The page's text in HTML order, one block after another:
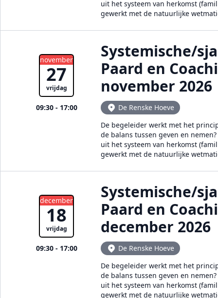
uit het systeem van herkomst
gewerkt met de natuurlijke
november
27
vrijdag
09:30 - 17:00
Systemische/
Paard en
november 2026
De Renske Hoeve
De begeleider werkt met het
de balans tussen geven en
uit het systeem van herkomst
gewerkt met de natuurlijke
december
18
vrijdag
09:30 - 17:00
Systemische/
Paard en
december 2026
De Renske Hoeve
De begeleider werkt met het
de balans tussen geven en
uit het systeem van herkomst
gewerkt met de natuurlijke